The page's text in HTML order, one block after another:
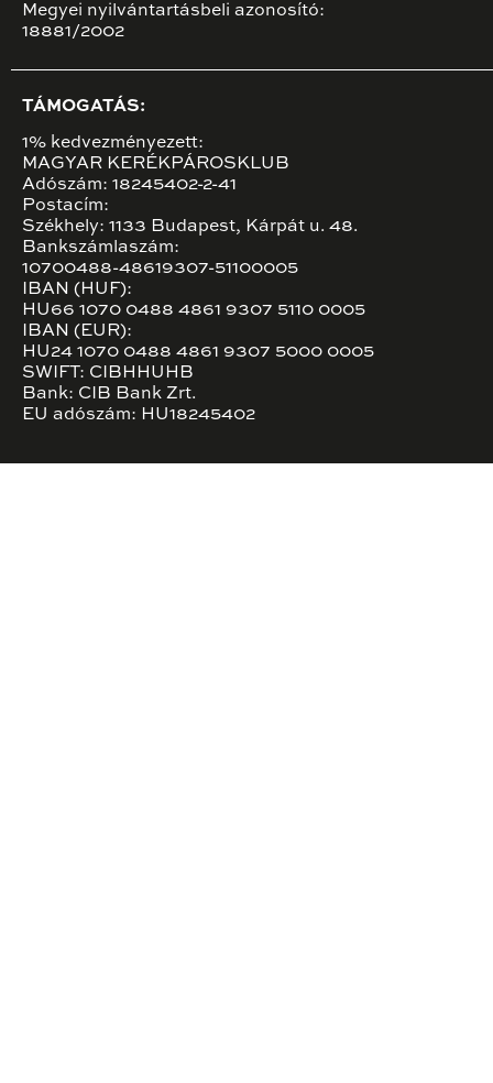
Megyei nyilvántartásbeli azonosító:
18881/2002
TÁMOGATÁS:
1% kedvezményezett:
MAGYAR KERÉKPÁROSKLUB
Adószám: 18245402-2-41
Postacím:
Székhely: 1133 Budapest, Kárpát u. 48.
Bankszámlaszám:
10700488-48619307-51100005
IBAN (HUF):
HU66 1070 0488 4861 9307 5110 0005
IBAN (EUR):
HU24 1070 0488 4861 9307 5000 0005
SWIFT: CIBHHUHB
Bank: CIB Bank Zrt.
EU adószám: HU18245402